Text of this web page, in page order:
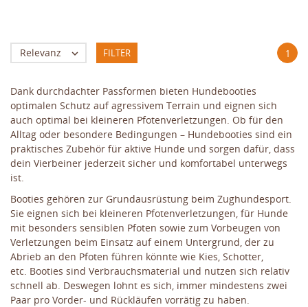
Relevanz  FILTER 1
Dank durchdachter Passformen bieten Hundebooties
optimalen Schutz auf agressivem Terrain und eignen sich
auch optimal bei kleineren Pfotenverletzungen. Ob für den
Alltag oder besondere Bedingungen – Hundebooties sind ein
praktisches Zubehör für aktive Hunde und sorgen dafür, dass
dein Vierbeiner jederzeit sicher und komfortabel unterwegs
ist.
Booties gehören zur Grundausrüstung beim Zughundesport.
Sie eignen sich bei kleineren Pfotenverletzungen, für Hunde
mit besonders sensiblen Pfoten sowie zum Vorbeugen von
Verletzungen beim Einsatz auf einem Untergrund, der zu
Abrieb an den Pfoten führen könnte wie Kies, Schotter,
etc. Booties sind Verbrauchsmaterial und nutzen sich relativ
schnell ab. Deswegen lohnt es sich, immer mindestens zwei
Paar pro Vorder- und Rückläufen vorrätig zu haben.